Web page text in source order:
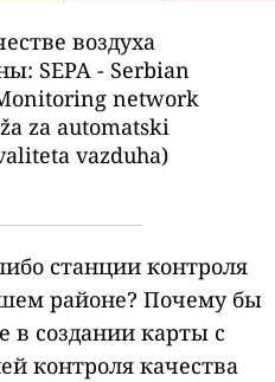
воздуха
SEPA - Serbian
network
za automatski
vazduha)
станции контроля
районе? Почему бы
в создании карты с
контроля качества